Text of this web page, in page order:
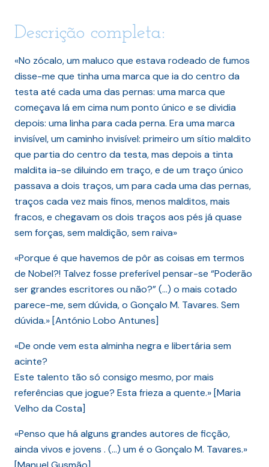
Descrição completa:
«No zócalo, um maluco que estava rodeado de fumos
disse-me que tinha uma marca que ia do centro da
testa até cada uma das pernas: uma marca que
começava lá em cima num ponto único e se dividia
depois: uma linha para cada perna. Era uma marca
invisível, um caminho invisível: primeiro um sítio maldito
que partia do centro da testa, mas depois a tinta
maldita ia-se diluindo em traço, e de um traço único
passava a dois traços, um para cada uma das pernas,
traços cada vez mais finos, menos malditos, mais
fracos, e chegavam os dois traços aos pés já quase
sem forças, sem maldição, sem raiva»
«Porque é que havemos de pôr as coisas em termos
de Nobel?! Talvez fosse preferível pensar-se “Poderão
ser grandes escritores ou não?” (…) o mais cotado
parece-me, sem dúvida, o Gonçalo M. Tavares. Sem
dúvida.» [António Lobo Antunes]
«De onde vem esta alminha negra e libertária sem
acinte?
Este talento tão só consigo mesmo, por mais
referências que jogue? Esta frieza a quente.» [Maria
Velho da Costa]
«Penso que há alguns grandes autores de ficção,
ainda vivos e jovens . (…) um é o Gonçalo M. Tavares.»